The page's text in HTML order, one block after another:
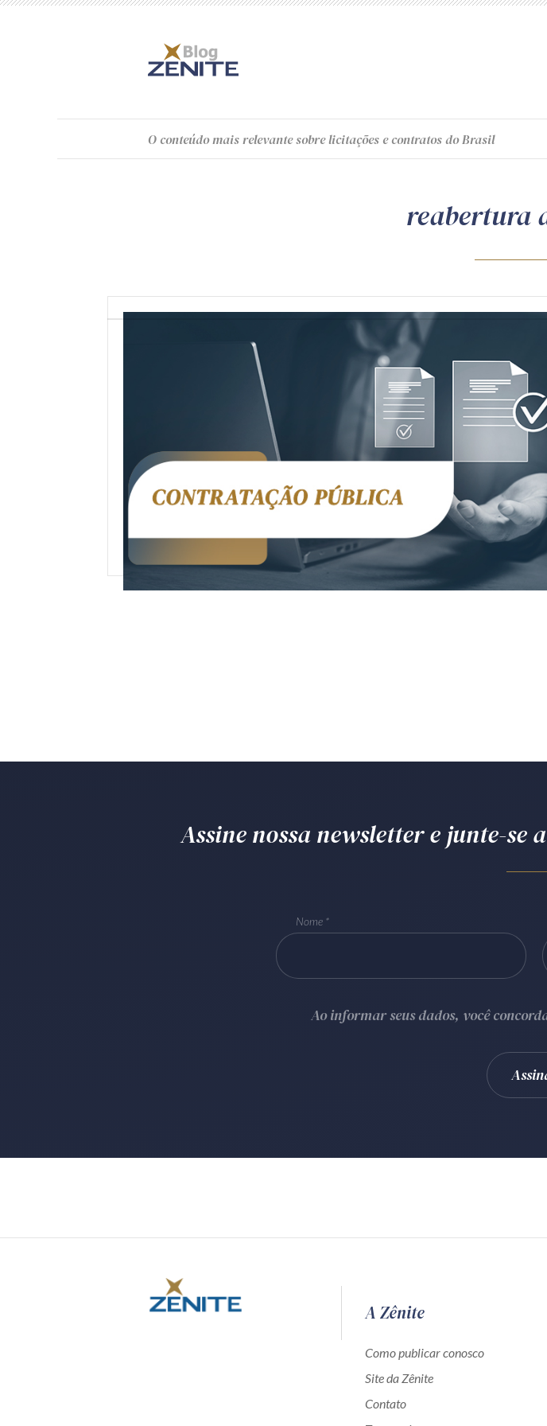
O conteúdomais relevante sobre licitações e contratos do Brasil
reabertura
Assine nossa newsletter e junte-se
Nome
Ao informar seus dados, você
A Zênite
Como publicar conosco
Site da Zênite
Contato